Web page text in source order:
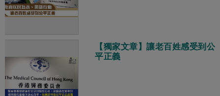
【獨家文章】讓老百姓感受到公
平正義